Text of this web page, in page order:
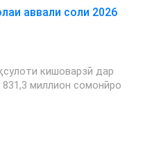
аввали соли 2026
кишоварзӣ дар
миллион сомонӣро